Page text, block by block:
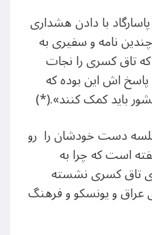
با دادن هشداری
نامه و سفیری به
تاق کسری را نجات
اش این بوده که
باید کمک کنند».(*)
جلسه دست خودشان را رو
است که چرا به
ی تاق کسری نشسته
عراق و یونسکو و فرهنگ